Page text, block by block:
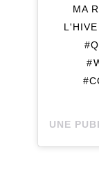
MA
UNE